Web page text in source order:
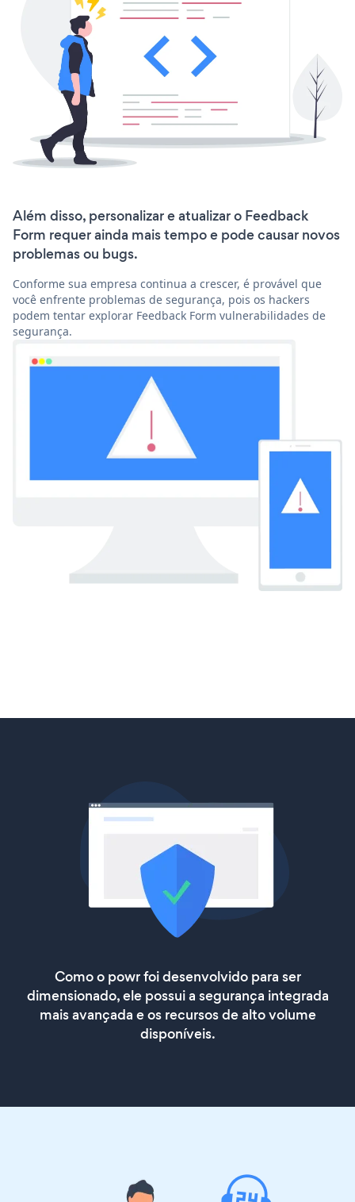
Além disso, personalizar e atualizar o Feedback
Form requer ainda mais tempo e pode causar novos
problemas ou bugs.
Conforme sua empresa continua a crescer, é provável que
você enfrente problemas de segurança, pois os hackers
podem tentar explorar Feedback Form vulnerabilidades de
segurança.
Como o powr foi desenvolvido para ser
dimensionado, ele possui a segurança integrada
mais avançada e os recursos de alto volume
disponíveis.